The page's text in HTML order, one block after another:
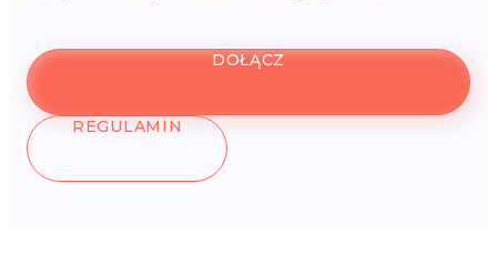
DOŁĄCZ
REGULAMIN